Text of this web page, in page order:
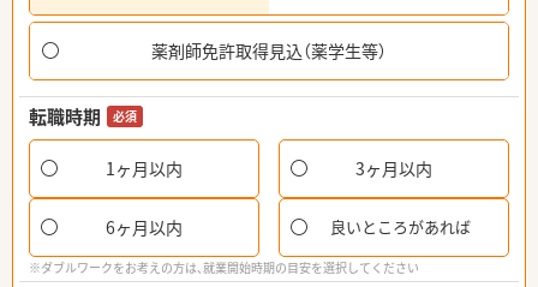
薬剤師免許取得見込（薬学生等）
転職時期 必須
1ヶ月以内 3ヶ月以内
6ヶ月以内 良いところがあれば
※ダブルワークをお考えの方は、就業開始時期の目安を選択してください